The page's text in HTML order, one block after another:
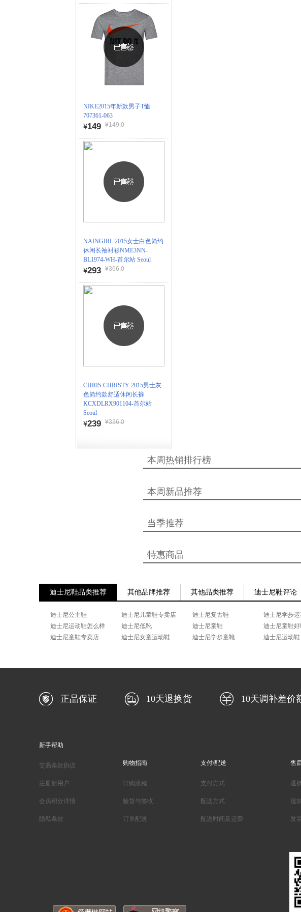
NIKE2015年新款男子T恤
707361-063
¥149 ¥149.0
NAINGIRL 2015女士白色简约
休闲长袖衬衫NME3NN-
BL1974-WH-首尔站 Seoul
¥293 ¥366.0
CHRIS.CHRISTY 2015男士灰
色简约款舒适休闲长裤
KCXDLRX901104-首尔站
Seoul
¥239 ¥336.0
本周热销排行榜
本周新品推荐
当季推荐
特惠商品
迪士尼鞋品类推荐 其他品牌推荐 其他品类推荐 迪士尼鞋评论
迪士尼公主鞋 迪士尼儿童鞋专卖店 迪士尼复古鞋 迪士尼学步
迪士尼运动鞋怎么样
迪士尼低靴 迪士尼童鞋 迪士尼童鞋
迪士尼童鞋专卖店
迪士尼女童运动鞋 迪士尼学步童靴 迪士尼运动鞋
正品保证 10天退换货 10天调补差价
新手帮助
交易条款协议
注册新用户
会员积分详情
隐私条款
购物指南
订购流程
验货与签收
订单配送
支付/配送
支付方式
配送方式
配送时间及运费
售
退
退
发